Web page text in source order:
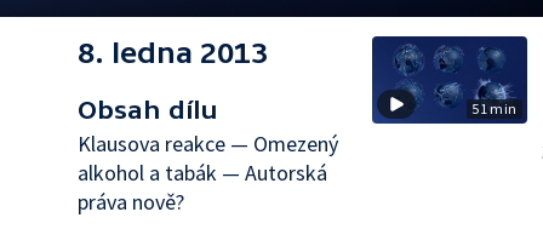
8. ledna 2013
Obsah dílu
Klausova reakce — Omezený
alkohol a tabák — Autorská
práva nově?
51 min